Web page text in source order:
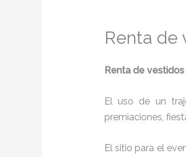
Renta de
Renta de
El uso de un
premiaciones,
El sitio para el